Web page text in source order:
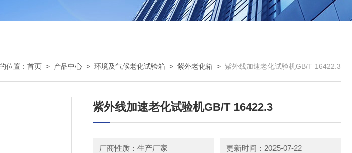
位置： 首页 > 产品中心 > 环境及气候老化试验箱 > 紫外老化箱 > 紫外线加速老化试验机GB/T 16422.3
紫外线加速老化试验机GB/T 16422.3
厂商性质：生产厂家 更新时间：2025-07-22